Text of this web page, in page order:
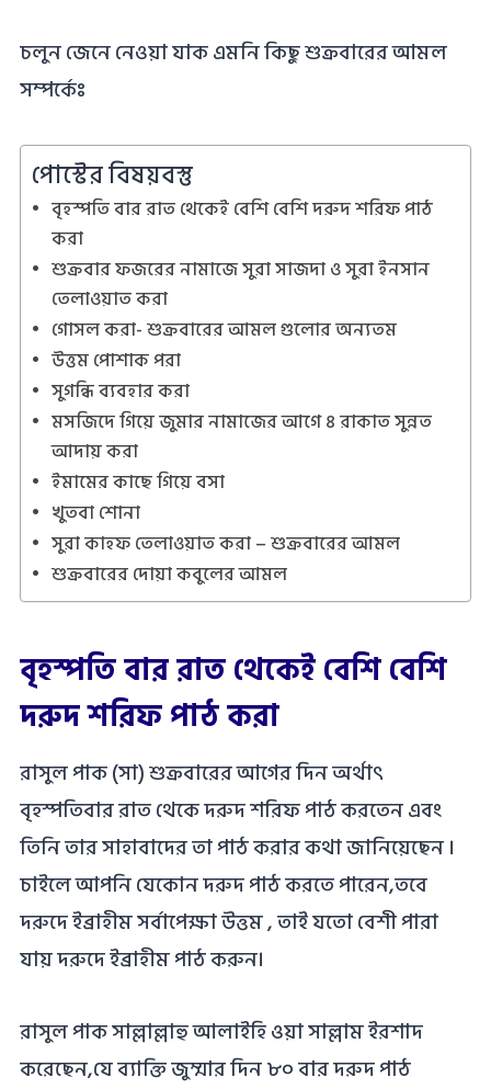
চলুন জেনে নেওয়া যাক এমনি কিছু শুক্রবারের আমল
সম্পর্কেঃ
পোস্টের বিষয়বস্তু
বৃহস্পতি বার রাত থেকেই বেশি বেশি দরুদ শরিফ পাঠ
করা
শুক্রবার ফজরের নামাজে সুরা সাজদা ও সুরা ইনসান
তেলাওয়াত করা
গোসল করা- শুক্রবারের আমল গুলোর অন্যতম
উত্তম পোশাক পরা
সুগন্ধি ব্যবহার করা
মসজিদে গিয়ে জুমার নামাজের আগে ৪ রাকাত সুন্নত
আদায় করা
ইমামের কাছে গিয়ে বসা
খুতবা শোনা
সুরা কাহফ তেলাওয়াত করা – শুক্রবারের আমল
শুক্রবারের দোয়া কবুলের আমল
বৃহস্পতি বার রাত থেকেই বেশি বেশি
দরুদ শরিফ পাঠ করা
রাসুল পাক (সা) শুক্রবারের আগের দিন অর্থাৎ
বৃহস্পতিবার রাত থেকে দরুদ শরিফ পাঠ করতেন এবং
তিনি তার সাহাবাদের তা পাঠ করার কথা জানিয়েছেন ।
চাইলে আপনি যেকোন দরুদ পাঠ করতে পারেন,তবে
দরুদে ইব্রাহীম সর্বাপেক্ষা উত্তম , তাই যতো বেশী পারা
যায় দরুদে ইব্রাহীম পাঠ করুন।
রাসুল পাক সাল্লাল্লাহু আলাইহি ওয়া সাল্লাম ইরশাদ
করেছেন,যে ব্যাক্তি জুম্মার দিন ৮০ বার দরুদ পাঠ